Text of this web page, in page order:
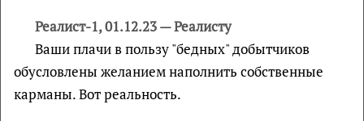
Реалист-1, 01.12.23 — Реалисту
Ваши плачи в пользу "бедных" добытчиков
обусловлены желанием наполнить собственные
карманы. Вот реальность.